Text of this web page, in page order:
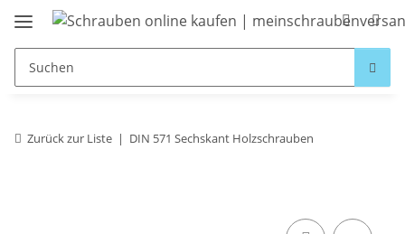
Zurück zur Liste DIN 571 Sechskant Holzschrauben